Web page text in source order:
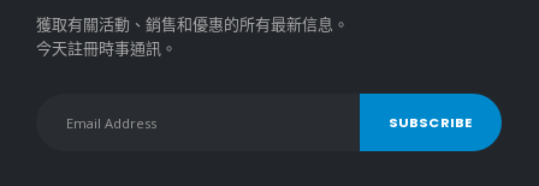
獲取有關活動、銷售和優惠的所有最新信息。
今天註冊時事通訊。